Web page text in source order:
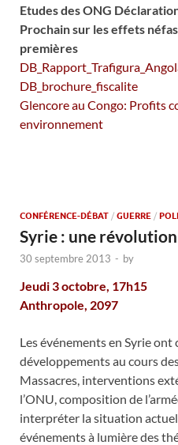
Etudes des ONG
Prochain sur les effets
premières
DB_brochure_fiscalite
Glencore au Congo: Profits
environnement
CONFÉRENCE-DÉBAT / GUERRE /
Syrie : une
30 septembre 2013 - by
Jeudi 3 octobre, 17h15
Anthropole, 2097
Les événements en Syrie
développements au cours
Massacres, interventions
l’ONU, composition de
interpréter la situation
événements à lumière des